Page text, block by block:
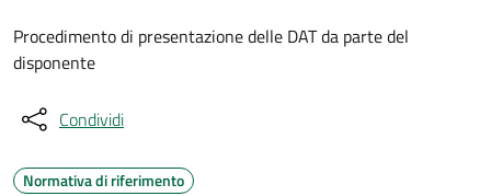
Procedimento di presentazione delle DAT da parte del
disponente
Condividi
Normativa di riferimento